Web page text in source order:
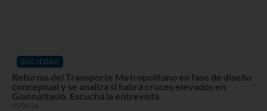
SOCIEDAD
Reforma del Transporte Metropolitano en fase de diseño
conceptual y se analiza si habrá cruces elevados en
Giannattasio. Escuchá la entrevista
05/08/26